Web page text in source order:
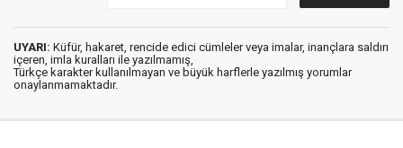
UYARI: Küfür, hakaret, rencide edici cümleler veya imalar, inançlara saldırı
içeren, imla kuralları ile yazılmamış,
Türkçe karakter kullanılmayan ve büyük harflerle yazılmış yorumlar
onaylanmamaktadır.